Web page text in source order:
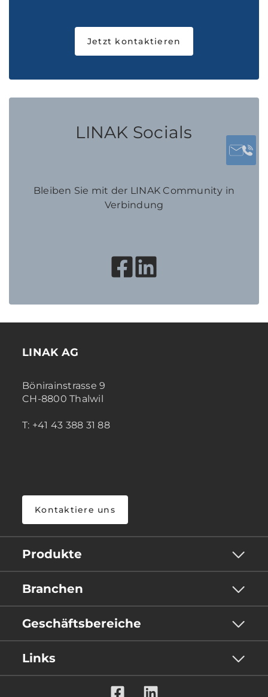
Jetzt kontaktieren
LINAK Socials
Bleiben Sie mit der LINAK Community in
Verbindung
LINAK AG
Bönirainstrasse 9
CH-8800 Thalwil
T: +41 43 388 31 88
Kontaktiere uns
Produkte
Branchen
Geschäftsbereiche
Links